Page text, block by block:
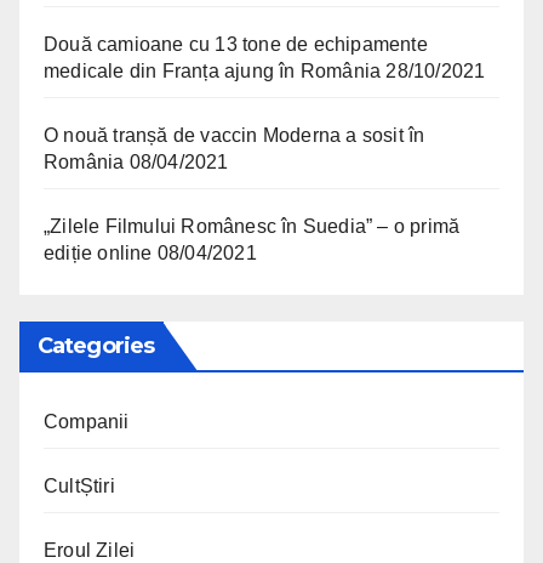
Două camioane cu 13 tone de echipamente
medicale din Franța ajung în România 28/10/2021
O nouă tranșă de vaccin Moderna a sosit în
România 08/04/2021
„Zilele Filmului Românesc în Suedia” – o primă
ediție online 08/04/2021
Categories
Companii
CultȘtiri
Eroul Zilei